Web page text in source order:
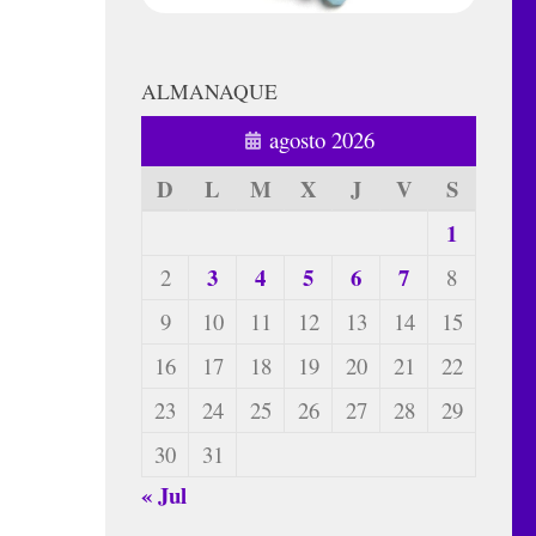
ALMANAQUE
agosto 2026
D L M X J V
S
1
2 3 4 5 6 7
8
9
10 11 12 13 14
15
16
17 18 19 20 21
22
23
24 25 26 27 28
29
30
31
« Jul